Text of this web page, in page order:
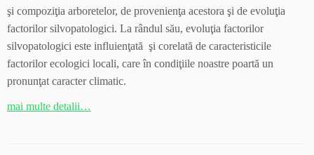
şi compoziţia arboretelor, de provenienţa acestora şi de evoluţia
factorilor silvopatologici. La rândul său, evoluţia factorilor
silvopatologici este influienţată şi corelată de caracteristicile
factorilor ecologici locali, care în condiţiile noastre poartă un
pronunţat caracter climatic.
mai multe detalii…